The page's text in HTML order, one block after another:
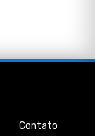
Contato